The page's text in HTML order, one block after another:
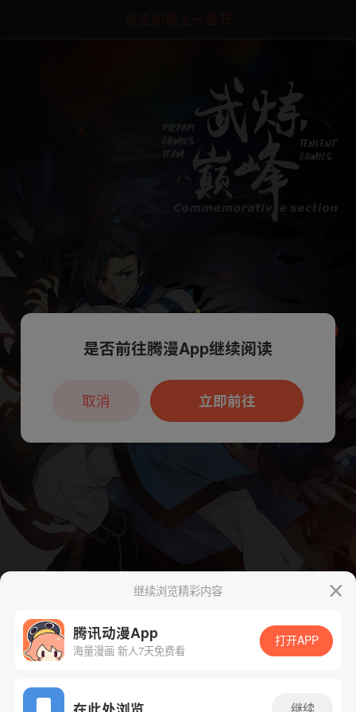
点击加载上一章节
App免费看
继续浏览精彩内容
腾讯动漫App
海量漫画 新人7天免费看
打开APP
继续
本章节仅支持App阅读，可打开App新用
户7天免费看
是否前往腾漫App继续阅读
立即前往
取消